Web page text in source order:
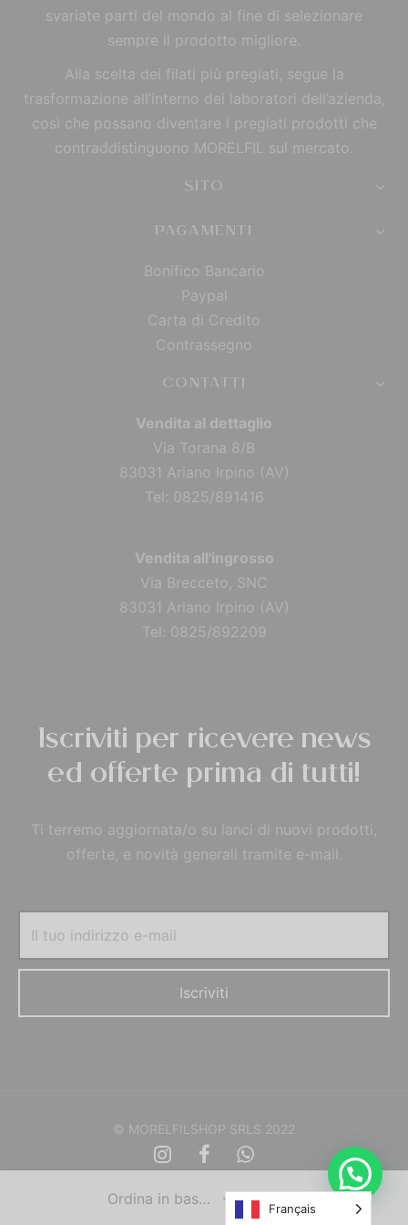
svariate parti del mondo al fine di selezionare
sempre il prodotto migliore.
Alla scelta dei filati più pregiati, segue la
trasformazione all’interno dei laboratori dell’azienda,
così che possano diventare i pregiati prodotti che
contraddistinguono MORELFIL sul mercato.
SITO
PAGAMENTI
Bonifico Bancario
Paypal
Carta di Credito
Contrassegno
CONTATTI
Vendita al dettaglio
Via Torana 8/B
83031 Ariano Irpino (AV)
Tel: 0825/891416
Vendita all'ingrosso
Via Brecceto, SNC
83031 Ariano Irpino (AV)
Tel: 0825/892209
Iscriviti per ricevere news
ed offerte prima di tutti!
Ti terremo aggiornata/o su lanci di nuovi prodotti,
offerte, e novità generali tramite e-mail.
© MORELFILSHOP SRLS 2022
Français